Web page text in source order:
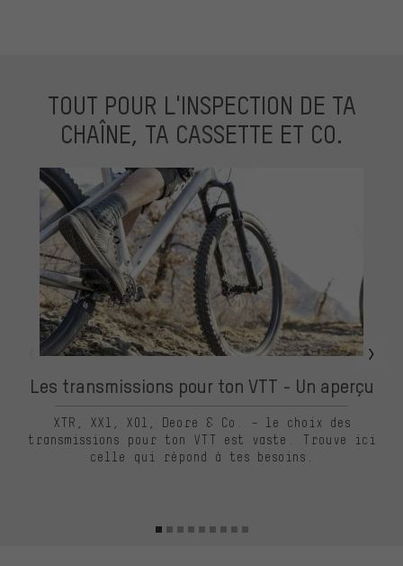
TOUT POUR L'INSPECTION DE TA
CHAÎNE, TA CASSETTE ET CO.
Les transmissions pour ton VTT - Un aperçu
XTR, XX1, X01, Deore & Co. – le choix des
transmissions pour ton VTT est vaste. Trouve ici
celle qui répond à tes besoins.